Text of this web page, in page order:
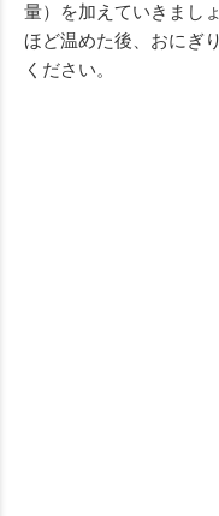
量）を加えていきまし
ほど温めた後、おにぎ
ください。